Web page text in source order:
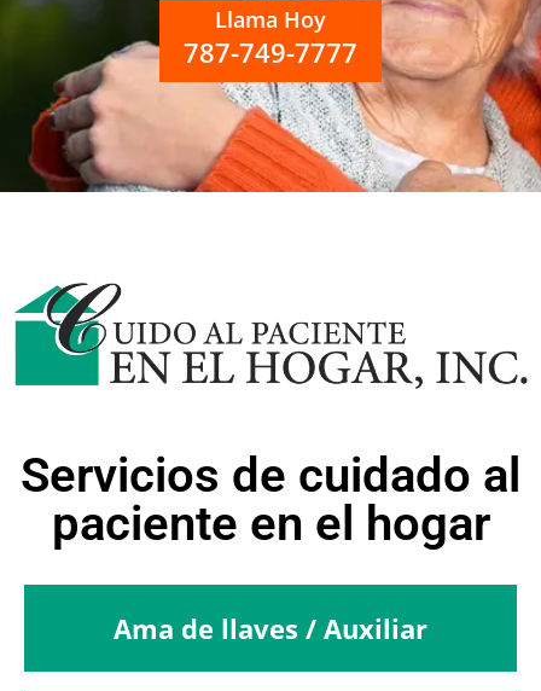
Llama Hoy
787-749-7777
Servicios de cuidado al
paciente en el hogar
Ama de llaves / Auxiliar